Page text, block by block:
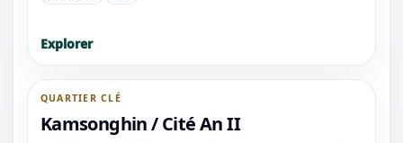
Explorer
QUARTIER CLÉ
Kamsonghin / Cité An II